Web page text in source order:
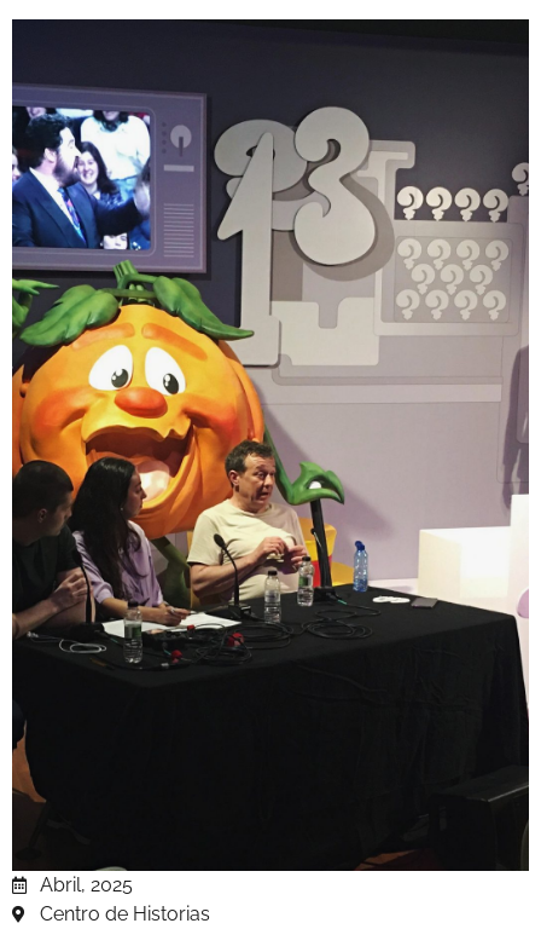
Abril, 2025
Centro de Historias